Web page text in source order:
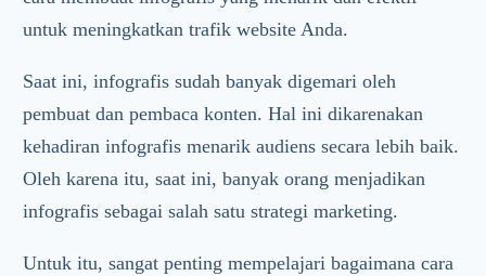
untuk meningkatkan trafik website Anda.
Saat ini, infografis sudah banyak digemari oleh
pembuat dan pembaca konten. Hal ini dikarenakan
kehadiran infografis menarik audiens secara lebih baik.
Oleh karena itu, saat ini, banyak orang menjadikan
infografis sebagai salah satu strategi marketing.
Untuk itu, sangat penting mempelajari bagaimana cara